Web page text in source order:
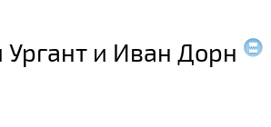
Ургант и Иван Дорн